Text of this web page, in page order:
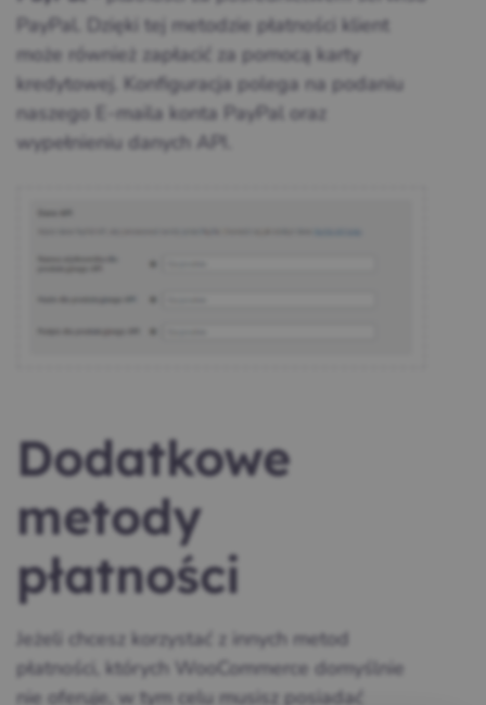
PayPal. Dzięki tej metodzie płatności klient
może również zapłacić za pomocą karty
kredytowej. Konfiguracja polega na podaniu
naszego E-maila konta PayPal oraz
wypełnieniu danych API.
Dodatkowe
metody
płatności
Jeżeli chcesz korzystać z innych metod
płatności, których WooCommerce domyślnie
nie oferuje, w tym celu musisz posiadać